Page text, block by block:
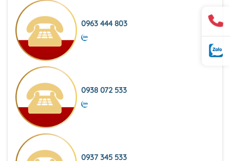
0963 444 803
0938 072 533
0937 345 533